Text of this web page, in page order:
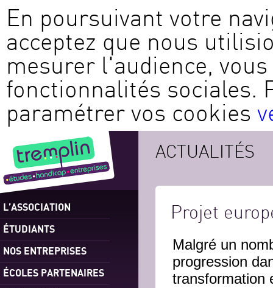
En poursuivant votre
acceptez que nous
mesurer l'audience,
fonctionnalités sociales.
paramétrer vos cookies
L’ASSOCIATION
ÉTUDIANTS
NOS ENTREPRISES
ÉCOLES PARTENAIRES
ACTUALITÉS
Projet
Malgré un
progression
transformation